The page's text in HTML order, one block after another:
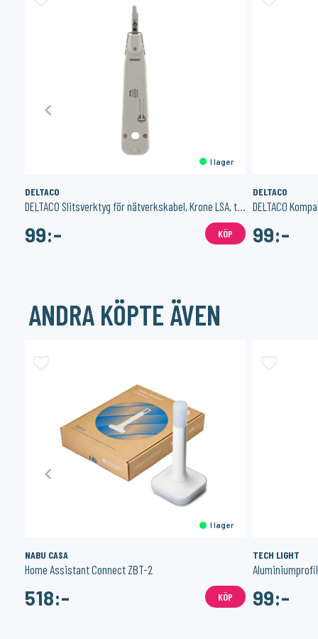
I lager
DELTACO
99:- KÖP
DELTACO
99:-
ANDRA KÖPTE ÄVEN
I lager
NABU CASA
Home Assistant Connect ZBT-2
518:- KÖP
TECH LIGHT
99:-